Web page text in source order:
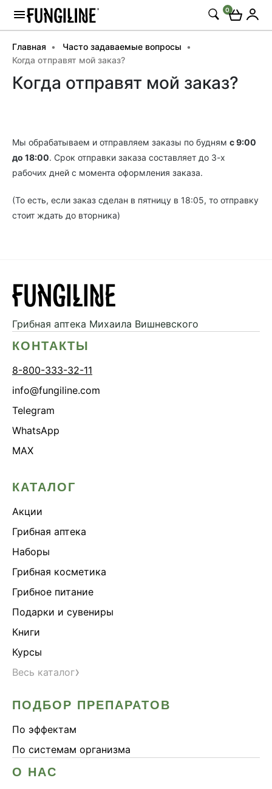
0
Главная
Часто задаваемые вопросы
Когда отправят мой заказ?
Когда отправят мой заказ?
Мы обрабатываем и отправляем заказы по будням с 9:00
до 18:00. Срок отправки заказа составляет до 3-х
рабочих дней с момента оформления заказа.
(То есть, если заказ сделан в пятницу в 18:05, то отправку
стоит ждать до вторника)
Грибная аптека Михаила Вишневского
КОНТАКТЫ
8-800-333-32-11
info@fungiline.com
Telegram
WhatsApp
MAX
КАТАЛОГ
Акции
Грибная аптека
Наборы
Грибная косметика
Грибное питание
Подарки и сувениры
Книги
Курсы
Весь каталог›
ПОДБОР ПРЕПАРАТОВ
По эффектам
По системам организма
О НАС